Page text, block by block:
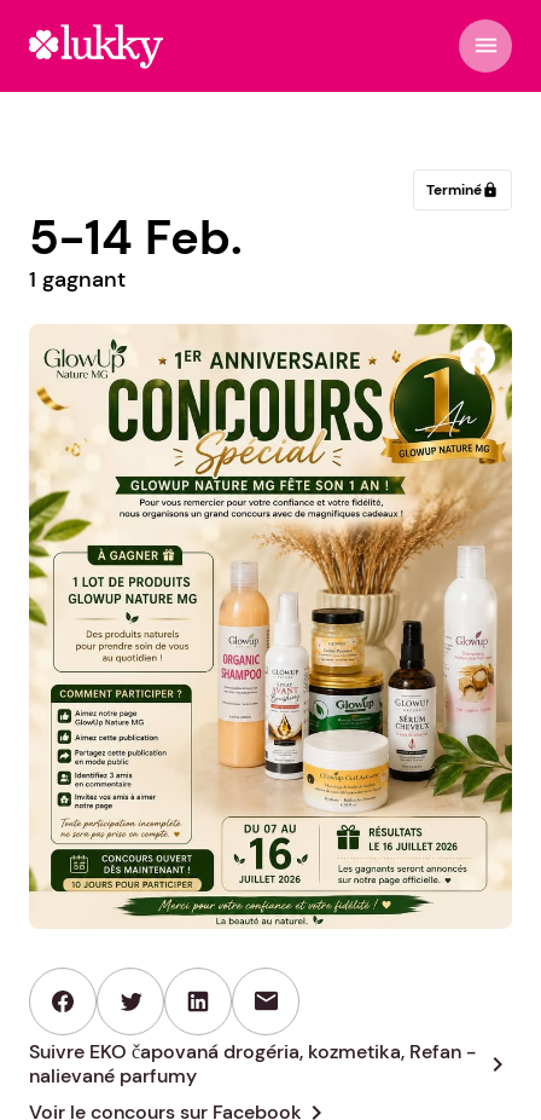
menu
Terminélock
5-14 Feb.
1 gagnant
EKO čapovaná drogéria, kozmetika, Refan -
nalievané parfumy
mail
Suivre EKO čapovaná drogéria, kozmetika, Refan -
nalievané parfumy
chevron_right
Voir le concours sur Facebook chevron_right